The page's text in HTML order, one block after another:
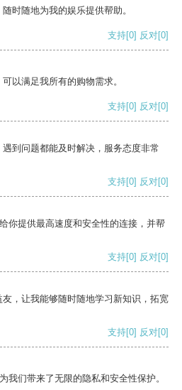
时随地为我的娱乐提供帮助。
支持[0] 反对[0]
以满足我所有的购物需求。
支持[0] 反对[0]
到问题都能及时解决，服务态度非常
支持[0] 反对[0]
你提供最高速度和安全性的连接，并帮
支持[0] 反对[0]
，让我能够随时随地学习新知识，拓宽
支持[0] 反对[0]
我们带来了无限的隐私和安全性保护。